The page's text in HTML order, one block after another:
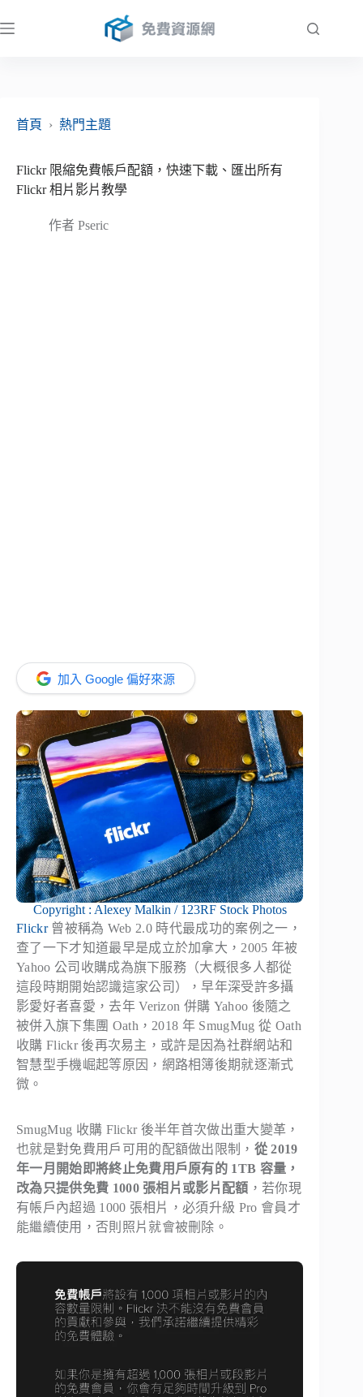
至
首頁
› 熱門主題
Flickr 限縮免費帳戶配額，快速下載、匯出所有
Flickr 相片影片教學
作者 Pseric
加入 Google 偏好來源
Copyright : Alexey Malkin / 123RF Stock Photos
Flickr曾被稱為 Web 2.0 時代最成功的案例之一，
查了一下才知道最早是成立於加拿大，2005 年被
Yahoo 公司收購成為旗下服務（大概很多人都從
這段時期開始認識這家公司），早年深受許多攝
影愛好者喜愛，去年 Verizon 併購 Yahoo 後隨之
被併入旗下集團 Oath，2018 年 SmugMug 從 Oath
收購 Flickr 後再次易主，或許是因為社群網站和
智慧型手機崛起等原因，網路相簿後期就逐漸式
微。
SmugMug 收購 Flickr 後半年首次做出重大變革，
也就是對免費用戶可用的配額做出限制， 從 2019
年一月開始即將終止免費用戶原有的 1TB 容量，
改為只提供免費 1000 張相片或影片配額 ，若你現
有帳戶內超過 1000 張相片，必須升級 Pro 會員才
能繼續使用，否則照片就會被刪除。